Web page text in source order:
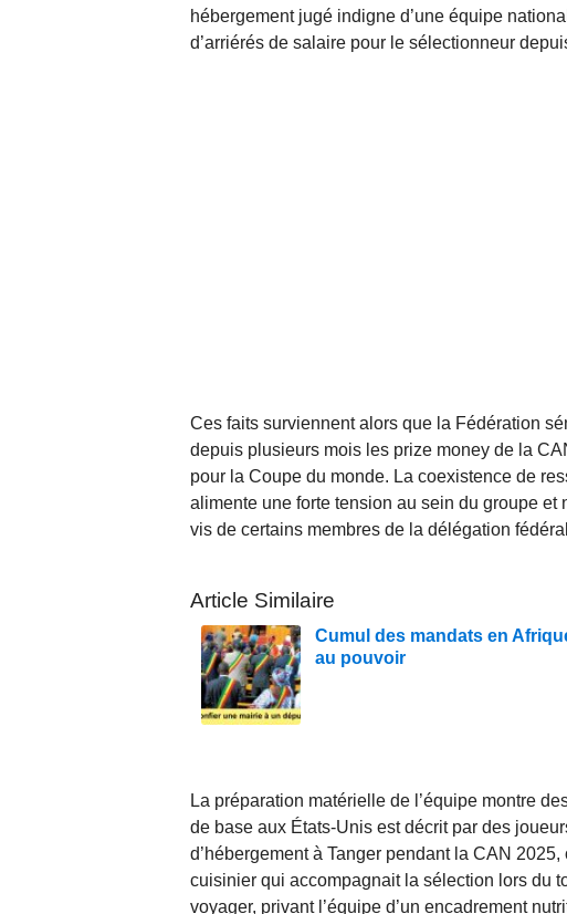
hébergement jugé indigne d’une équipe
d’arriérés de salaire pour le sélectionneur
Ces faits surviennent alors que la Fédération
depuis plusieurs mois les prize money de la
pour la Coupe du monde. La coexistence de
alimente une forte tension au sein du groupe
vis de certains membres de la délégation
Article Similaire
Cumul des mandats en
au pouvoir
La préparation matérielle de l’équipe montre
de base aux États-Unis est décrit par des
d’hébergement à Tanger pendant la CAN
cuisinier qui accompagnait la sélection lors du
voyager, privant l’équipe d’un encadrement